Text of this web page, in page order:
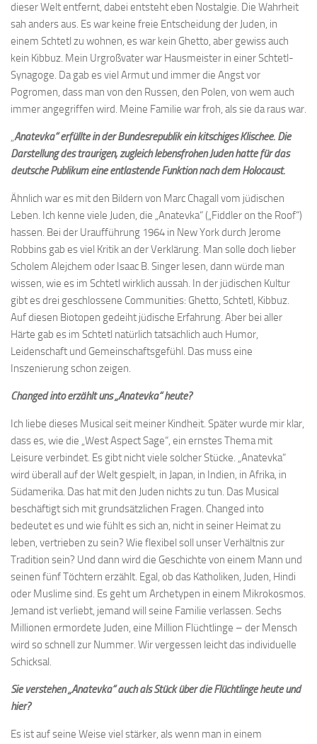
dieser Welt entfernt, dabei entsteht eben Nostalgie. Die Wahrheit
sah anders aus. Es war keine freie Entscheidung der Juden, in
einem Schtetl zu wohnen, es war kein Ghetto, aber gewiss auch
kein Kibbuz. Mein Urgroßvater war Hausmeister in einer Schtetl-
Synagoge. Da gab es viel Armut und immer die Angst vor
Pogromen, dass man von den Russen, den Polen, von wem auch
immer angegriffen wird. Meine Familie war froh, als sie da raus war.
„Anatevka“ erfüllte in der Bundesrepublik ein kitschiges Klischee. Die
Darstellung des traurigen, zugleich lebensfrohen Juden hatte für das
deutsche Publikum eine entlastende Funktion nach dem Holocaust.
Ähnlich war es mit den Bildern von Marc Chagall vom jüdischen
Leben. Ich kenne viele Juden, die „Anatevka“ („Fiddler on the Roof“)
hassen. Bei der Uraufführung 1964 in New York durch Jerome
Robbins gab es viel Kritik an der Verklärung. Man solle doch lieber
Scholem Alejchem oder Isaac B. Singer lesen, dann würde man
wissen, wie es im Schtetl wirklich aussah. In der jüdischen Kultur
gibt es drei geschlossene Communities: Ghetto, Schtetl, Kibbuz.
Auf diesen Biotopen gedeiht jüdische Erfahrung. Aber bei aller
Härte gab es im Schtetl natürlich tatsächlich auch Humor,
Leidenschaft und Gemeinschaftsgefühl. Das muss eine
Inszenierung schon zeigen.
Changed into erzählt uns „Anatevka“ heute?
Ich liebe dieses Musical seit meiner Kindheit. Später wurde mir klar,
dass es, wie die „West Aspect Sage“, ein ernstes Thema mit
Leisure verbindet. Es gibt nicht viele solcher Stücke. „Anatevka“
wird überall auf der Welt gespielt, in Japan, in Indien, in Afrika, in
Südamerika. Das hat mit den Juden nichts zu tun. Das Musical
beschäftigt sich mit grundsätzlichen Fragen. Changed into
bedeutet es und wie fühlt es sich an, nicht in seiner Heimat zu
leben, vertrieben zu sein? Wie flexibel soll unser Verhältnis zur
Tradition sein? Und dann wird die Geschichte von einem Mann und
seinen fünf Töchtern erzählt. Egal, ob das Katholiken, Juden, Hindi
oder Muslime sind. Es geht um Archetypen in einem Mikrokosmos.
Jemand ist verliebt, jemand will seine Familie verlassen. Sechs
Millionen ermordete Juden, eine Million Flüchtlinge – der Mensch
wird so schnell zur Nummer. Wir vergessen leicht das individuelle
Schicksal.
Sie verstehen „Anatevka“ auch als Stück über die Flüchtlinge heute und
hier?
Es ist auf seine Weise viel stärker, als wenn man in einem